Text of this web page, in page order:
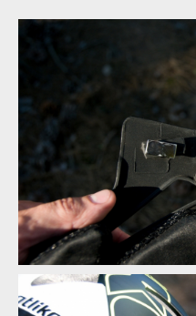
Test: helma Catlike Forza 2.0
Test: helma Catlike Forza 2.0